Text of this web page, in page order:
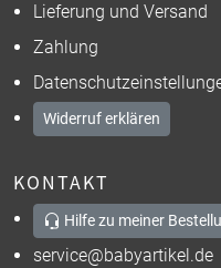
Lieferung und Versand
Zahlung
Widerruf erklären
KONTAKT
Hilfe zu meiner
service@babyartikel.de